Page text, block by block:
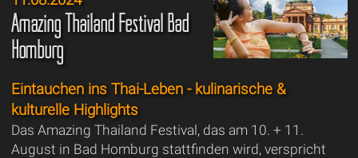
Amazing Thailand Festival Bad
Homburg
Eintauchen ins Thai-Leben - kulinarische &
kulturelle Highlights
Das Amazing Thailand Festival, das am 10. + 11.
August in Bad Homburg stattfinden wird, verspricht